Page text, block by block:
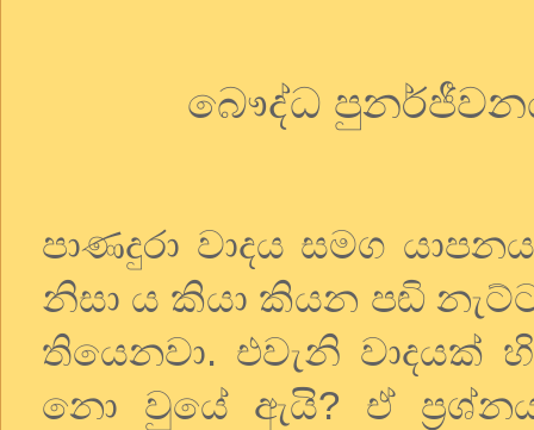
බෞද්ධ
පාණදුරා වාදය සමග
නිසා ය කියා කියන පඬි
තියෙනවා. එවැනි වාදයක්
නො
වුයේ ඇයි? ඒ